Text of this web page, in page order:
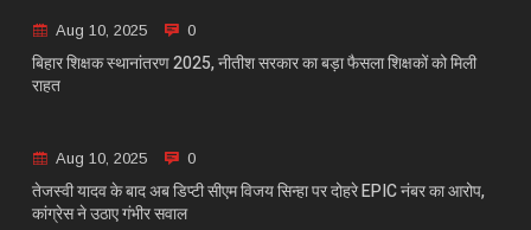
Aug 10, 2025 0
बिहार शिक्षक स्थानांतरण 2025, नीतीश सरकार का बड़ा फैसला शिक्षकों को मिली
राहत
Aug 10, 2025 0
तेजस्वी यादव के बाद अब डिप्टी सीएम विजय सिन्हा पर दोहरे EPIC नंबर का आरोप,
कांग्रेस ने उठाए गंभीर सवाल